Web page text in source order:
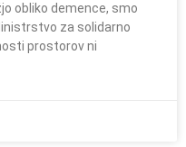
obliko demence, smo
za solidarno
prostorov ni